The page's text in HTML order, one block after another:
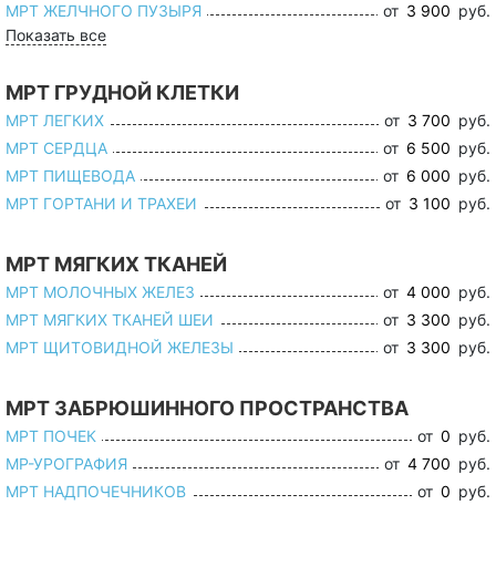
МРТ ЖЕЛЧНОГО ПУЗЫРЯ
от 3 900 руб.
Показать все
МРТ ГРУДНОЙ КЛЕТКИ
МРТ ЛЕГКИХ от 3 700 руб.
МРТ СЕРДЦА
от 6 500 руб.
МРТ ПИЩЕВОДА
от 6 000 руб.
МРТ ГОРТАНИ И ТРАХЕИ
от 3 100 руб.
МРТ МЯГКИХ ТКАНЕЙ
МРТ МОЛОЧНЫХ ЖЕЛЕЗ от 4 000 руб.
МРТ МЯГКИХ ТКАНЕЙ ШЕИ
от 3 300 руб.
МРТ ЩИТОВИДНОЙ ЖЕЛЕЗЫ
от 3 300 руб.
МРТ ЗАБРЮШИННОГО ПРОСТРАНСТВА
МРТ ПОЧЕК от 0 руб.
МР-УРОГРАФИЯ
от 4 700 руб.
МРТ НАДПОЧЕЧНИКОВ
от 0 руб.